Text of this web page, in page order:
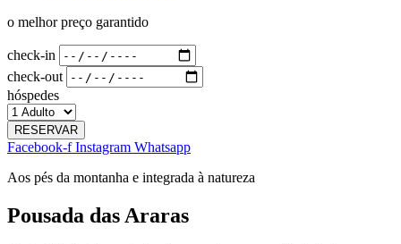
o melhor preço garantido
check-in
check-out
hóspedes
RESERVAR
Facebook-f Instagram Whatsapp
Aos pés da montanha e integrada à natureza
Pousada das Araras